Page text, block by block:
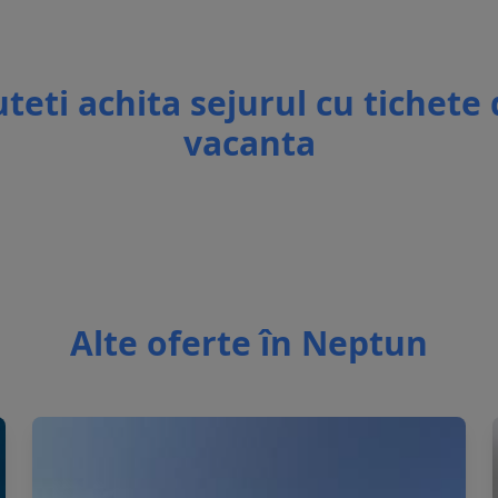
achita sejurul cu tichete
vacanta
Alte oferte în Neptun